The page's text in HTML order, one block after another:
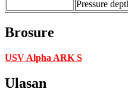
Pressure
Brosure
USV Alpha ARK S
Ulasan